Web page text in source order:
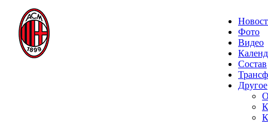
Фото
Видео
Состав
Другое